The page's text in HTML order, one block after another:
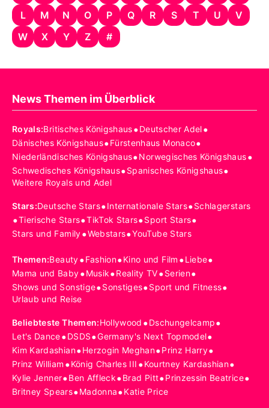
L
M N O P Q R S T U
V
W
X Y Z #
News Themen im Überblick
Royals:Britisches Königshaus•Deutscher Adel•
Dänisches Königshaus•Fürstenhaus Monaco•
Niederländisches Königshaus•Norwegisches Königshaus•
Schwedisches Königshaus•Spanisches Königshaus•
Weitere Royals und Adel
Stars:Deutsche Stars•Internationale Stars•Schlagerstars
•Tierische Stars•TikTok Stars•Sport Stars•
Stars und Family•Webstars•YouTube Stars
Themen:Beauty•Fashion•Kino und Film •Liebe•
Mama und Baby•Musik•Reality TV•Serien•
Shows und Sonstige•Sonstiges•Sport und Fitness•
Urlaub und Reise
Beliebteste Themen:Hollywood •Dschungelcamp•
Let's Dance•DSDS•Germany's Next Topmodel•
Kim Kardashian•Herzogin Meghan•Prinz Harry•
Prinz William •König Charles III •Kourtney Kardashian•
Kylie Jenner•Ben Affleck•Brad Pitt•Prinzessin Beatrice•
Britney Spears•Madonna•Katie Price